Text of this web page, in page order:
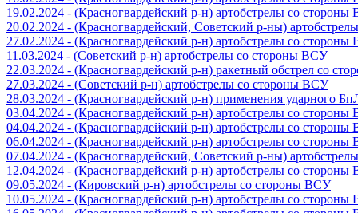
19.02.2024 - (Красногвардейский р-н) артобстрелы со
20.02.2024 - (Красногвардейский, Советский р-ны)
27.02.2024 - (Красногвардейский р-н) артобстрелы со
11.03.2024 - (Советский р-н) артобстрелы со стороны ВСУ
22.03.2024 - (Красногвардейский р-н) ракетный обстрел со
27.03.2024 - (Советский р-н) артобстрелы со стороны ВСУ
28.03.2024 - (Красногвардейский р-н) применения ударного
03.04.2024 - (Красногвардейский р-н) артобстрелы со
04.04.2024 - (Красногвардейский р-н) артобстрелы со
06.04.2024 - (Красногвардейский р-н) артобстрелы со
07.04.2024 - (Красногвардейский, Советский р-ны)
12.04.2024 - (Красногвардейский р-н) артобстрелы со
09.05.2024 - (Кировский р-н) артобстрелы со стороны ВСУ
10.05.2024 - (Красногвардейский р-н) артобстрелы со